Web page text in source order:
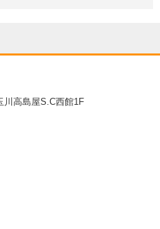
川高島屋S.C西館1F